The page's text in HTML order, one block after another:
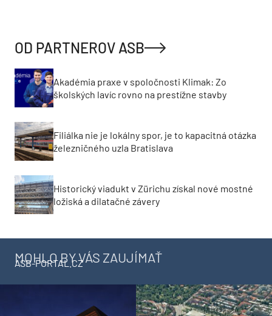
OD PARTNEROV ASB
Akadémia praxe v spoločnosti Klimak: Zo
školských lavíc rovno na prestížne stavby
Filiálka nie je lokálny spor, je to kapacitná otázka
železničného uzla Bratislava
Historický viadukt v Zürichu získal nové mostné
ložiská a dilatačné závery
MOHLO BY VÁS ZAUJÍMAŤ
ASB-PORTAL.CZ